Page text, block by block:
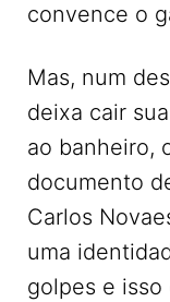
convence o
Mas, num
deixa cair
ao banheiro,
documento
Carlos
uma
golpes e isso